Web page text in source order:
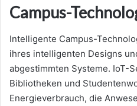
Campus-
Intelligente Campus-
ihres intelligenten Designs
abgestimmten Systeme. IoT-
Bibliotheken und
Energieverbrauch, die